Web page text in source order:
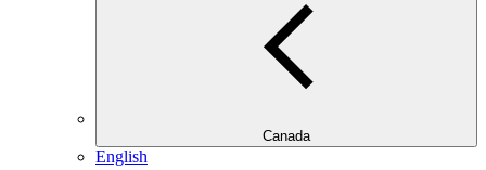
Canada
English